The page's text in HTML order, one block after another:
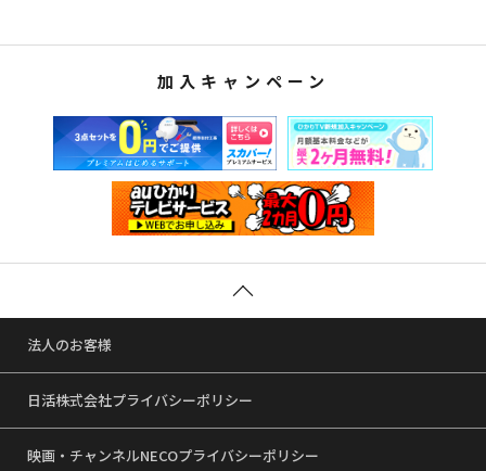
加入キャンペーン
法人のお客様
日活株式会社プライバシーポリシー
映画・チャンネルNECOプライバシーポリシー